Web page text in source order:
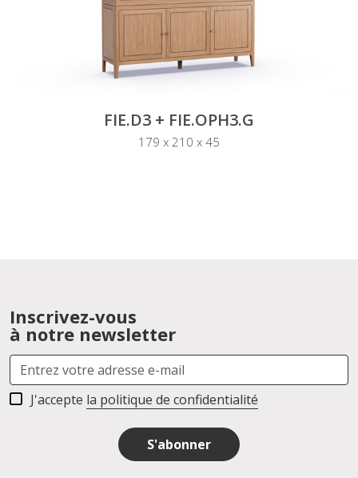
FIE.D3 + FIE.OPH3.G
179 x 210 x 45
Inscrivez-vous
à notre newsletter
J'accepte la politique de confidentialité
S'abonner